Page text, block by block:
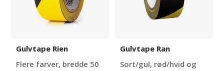
Gulvtape Rien
Flere farver, bredde 50
Gulvtape Ran
Sort/gul, rød/hvid og